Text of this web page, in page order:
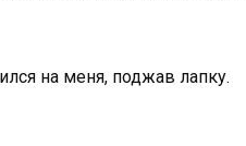
на меня, поджав лапку.